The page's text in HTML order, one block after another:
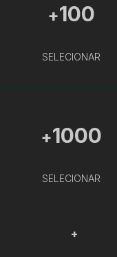
+100
SELECIONAR
+1000
SELECIONAR
+